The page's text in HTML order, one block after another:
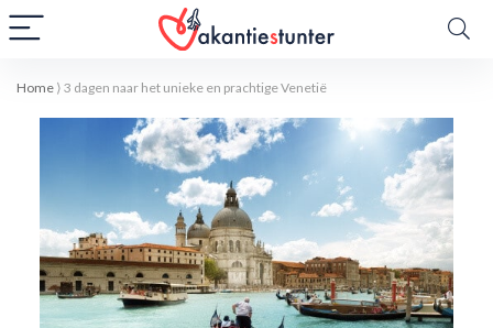
Home ⟩ 3 dagen naar het unieke en prachtige Venetië